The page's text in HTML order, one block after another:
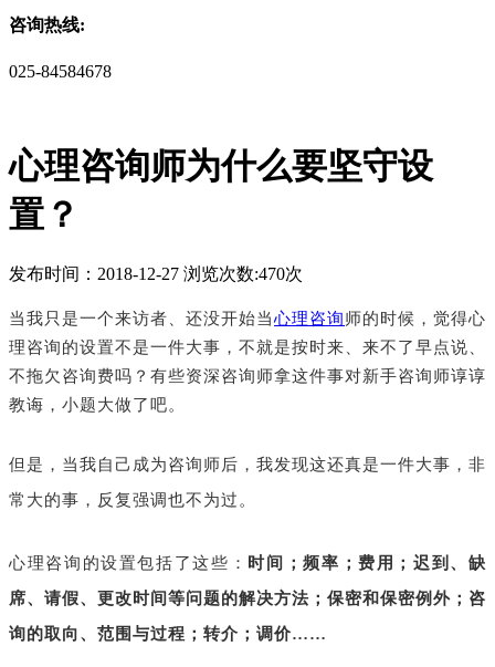
咨询热线:
025-84584678
心理咨询师为什么要坚守设
置？
发布时间：2018-12-27 浏览次数:470次
当我只是一个来访者、还没开始当心理咨询师的时候，觉得心
理咨询的设置不是一件大事，不就是按时来、来不了早点说、
不拖欠咨询费吗？有些资深咨询师拿这件事对新手咨询师谆谆
教诲，小题大做了吧。
但是，当我自己成为咨询师后，我发现这还真是一件大事，非
常大的事，反复强调也不为过。
心理咨询的设置包括了这些： 时间；频率；费用；迟到、缺
席、请假、更改时间等问题的解决方法；保密和保密例外；咨
询的取向、范围与过程；转介；调价……